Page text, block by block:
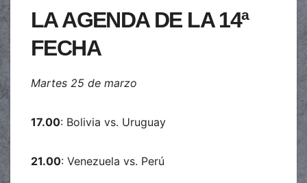
LA AGENDA DE LA 14ª
FECHA
Martes 25 de marzo
17.00: Bolivia vs. Uruguay
21.00: Venezuela vs. Perú